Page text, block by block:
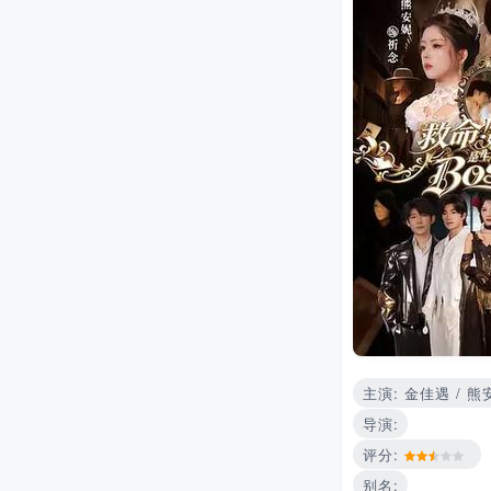
主演: 金佳遇 / 熊
导演:
评分:
别名: